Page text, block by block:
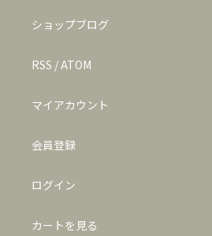
ショップブログ
RSS /ATOM
マイアカウント
会員登録
ログイン
カートを見る